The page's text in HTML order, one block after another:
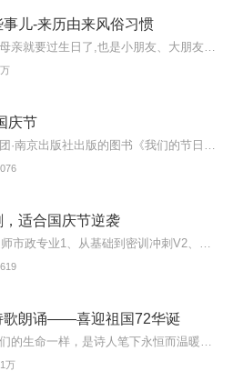
事儿-来历由来风俗习惯
庆节
，适合国庆节逆袭
歌朗诵——喜迎祖国72华诞
万